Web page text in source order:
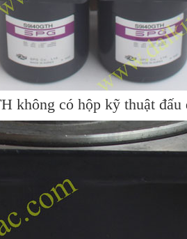
không có hộp kỹ thuật